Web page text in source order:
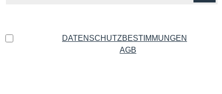
DATENSCHUTZBESTIMMUNGEN
AGB